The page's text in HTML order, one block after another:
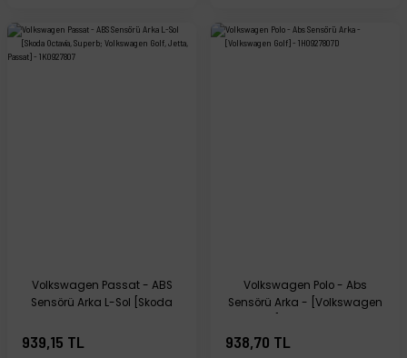
Volkswagen Passat - ABS
Sensörü Arka L-Sol [Skoda
Golf, Jetta, Passat] -
939,15 TL
Volkswagen Polo - Abs
Sensörü Arka - [Volkswagen
938,70 TL